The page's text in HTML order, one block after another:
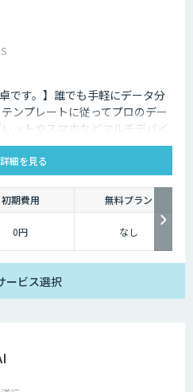
です。】誰でも手軽にデータ分
ンプレートに従ってプロのデー
ットやスマホなどマルチデバイ
きます。現状分析や需要予測な
社内で実現できます。
詳細を見る
初期費用
無料プラン
0円 なし
ービス選択